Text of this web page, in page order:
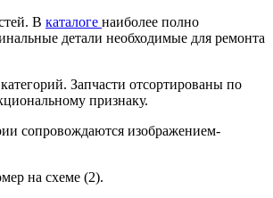
В каталоге наиболее полно
детали необходимые для ремонта
Запчасти отсортированы по
признаку.
сопровождаются изображением-
на схеме (2).